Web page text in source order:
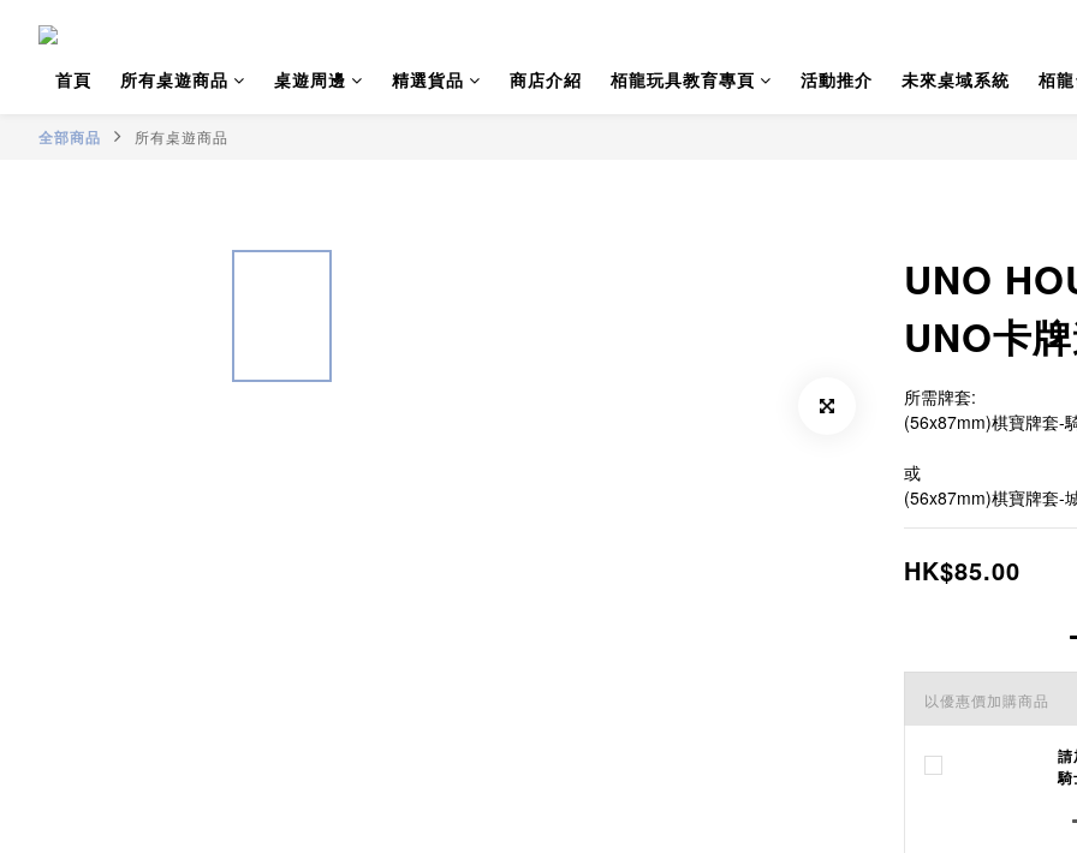
首頁
所有桌遊商品 桌遊周邊 精選貨品 商店介紹 栢龍玩具教育專頁 活動推介 未來桌域系統 栢
全部商品 所有桌遊商品
UNO
UNO卡
所需牌套:
(56x87mm)棋寶牌套-
或
(56x87mm)棋寶牌套-
HK$85.00
以優惠價加購商品